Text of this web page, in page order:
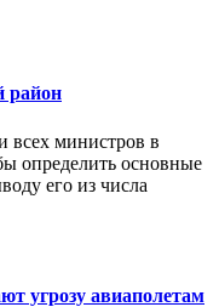
район
всех министров в
определить основные
его из числа
угрозу авиаполетам